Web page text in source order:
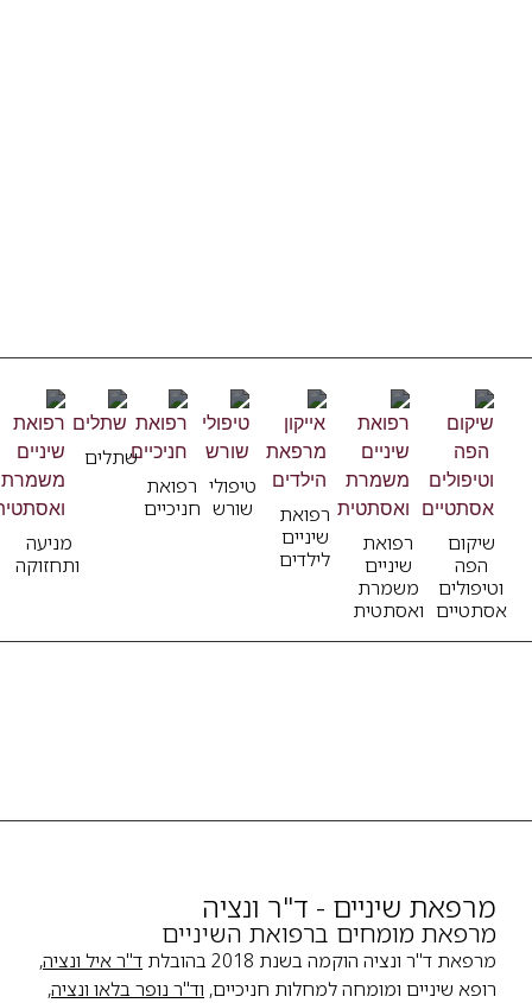
שיקום
הפה
וטיפולים
אסתטיים
רפואת
שיניים
משמרת
ואסתטית
רפואת
שיניים
לילדים
טיפולי
שורש
רפואת
חניכיים
שתלים
מניעה
ותחזוקה
מרפאת שיניים - ד"ר ונציה
מרפאת מומחים ברפואת השיניים
מרפאת ד"ר ונציה הוקמה בשנת 2018 בהובלת ד"ר איל ונציה,
רופא שיניים ומומחה למחלות חניכיים, וד"ר נופר בלאו ונציה,